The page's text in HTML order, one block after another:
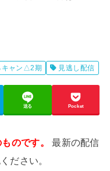
キャン△2期 見逃し配信
送る Pocket
のです。
最新の配信
ださい。